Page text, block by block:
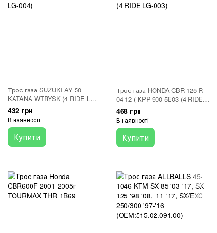
Трос газа SUZUKI AY 50
KATANA WTRYSK (4 RIDE LG-
004)
432 грн
В наявності
Купити
Трос газа HONDA CBR 125 R
04-12 ( KPP-900-5E03 (4 RIDE
LG-003)
468 грн
В наявності
Купити